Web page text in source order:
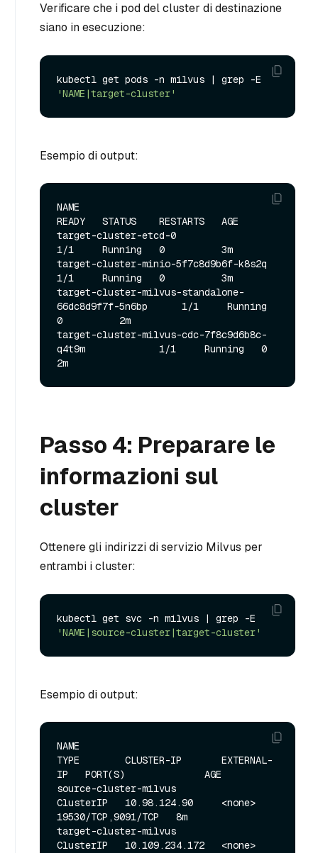
Verificare che i pod del cluster di destinazione
siano in esecuzione:
'NAME|target-cluster'
Esempio di output:
NAME
READY   STATUS    RESTARTS   AGE
target-cluster-etcd-0
1/1     Running   0          3m
target-cluster-minio-5f7c8d9b6f-k8s2q
1/1     Running   0          3m
target-cluster-milvus-standalone-
66dc8d9f7f-5n6bp      1/1     Running
0          2m
target-cluster-milvus-cdc-7f8c9d6b8c-
q4t9m             1/1     Running   0
Passo 4: Preparare le
informazioni sul
cluster
Ottenere gli indirizzi di servizio Milvus per
entrambi i cluster:
'NAME|source-cluster|target-cluster'
Esempio di output:
NAME
TYPE        CLUSTER-IP       EXTERNAL-
IP   PORT(S)              AGE
source-cluster-milvus
ClusterIP   10.98.124.90     <none>
19530/TCP,9091/TCP   8m
target-cluster-milvus
ClusterIP   10.109.234.172   <none>